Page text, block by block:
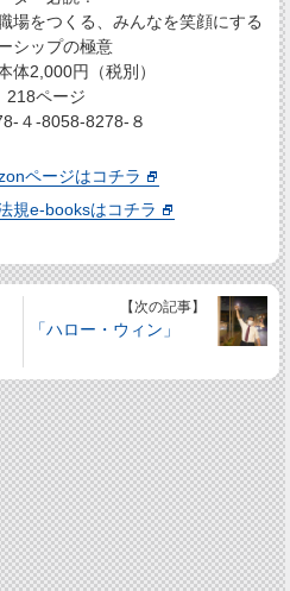
場をつくる、みんなを笑顔にする
シップの極意
2,000円（税別）
218ページ
４-8058-8278-８
ページはコチラ
規e-booksはコチラ
【次の記事】
「ハロー・ウィン」